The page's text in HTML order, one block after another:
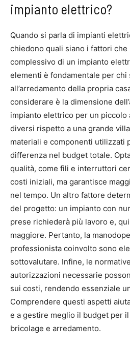
impianto elettrico?
Quando si parla di impianti
chiedono quali siano i fattori
complessivo di un impianto
elementi è fondamentale per chi
all’arredamento della propria
considerare è la dimensione
impianto elettrico per un piccolo
diversi rispetto a una grande
materiali e componenti utilizzati
differenza nel budget totale.
qualità, come fili e interruttori
costi iniziali, ma garantisce
nel tempo. Un altro fattore
del progetto: un impianto con
prese richiederà più lavoro e,
maggiore. Pertanto, la
professionista coinvolto sono
sottovalutare. Infine, le
autorizzazioni necessarie
sui costi, rendendo essenziale
Comprendere questi aspetti
e a gestire meglio il budget per
bricolage e arredamento.